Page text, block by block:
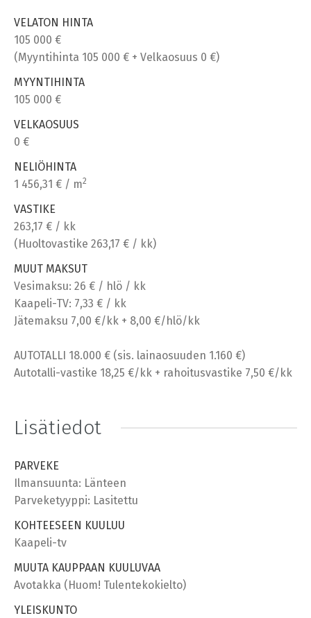
VELATON HINTA
105 000 €
(Myyntihinta 105 000 € + Velkaosuus 0 €)
MYYNTIHINTA
105 000 €
VELKAOSUUS
0 €
NELIÖHINTA
1 456,31 € / m2
VASTIKE
263,17 € / kk
(Huoltovastike 263,17 € / kk)
MUUT MAKSUT
Vesimaksu: 26 € / hlö / kk
Kaapeli-TV: 7,33 € / kk
Jätemaksu 7,00 €/kk + 8,00 €/hlö/kk
AUTOTALLI 18.000 € (sis. lainaosuuden 1.160 €)
Autotalli-vastike 18,25 €/kk + rahoitusvastike 7,50 €/kk
Lisätiedot
PARVEKE
Ilmansuunta: Länteen
Parveketyyppi: Lasitettu
KOHTEESEEN KUULUU
Kaapeli-tv
MUUTA KAUPPAAN KUULUVAA
Avotakka (Huom! Tulentekokielto)
YLEISKUNTO